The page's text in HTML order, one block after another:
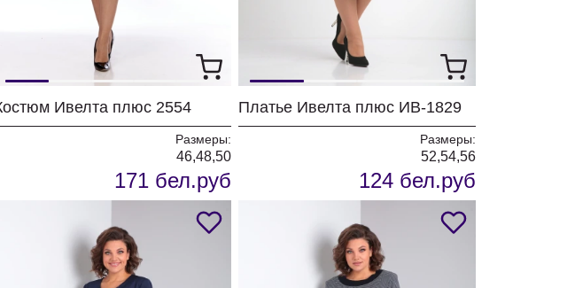
Ивелта плюс 2554
Размеры:
46,48,50
171 бел.руб
Платье Ивелта плюс ИВ-1829
Размеры:
52,54,56
124 бел.руб